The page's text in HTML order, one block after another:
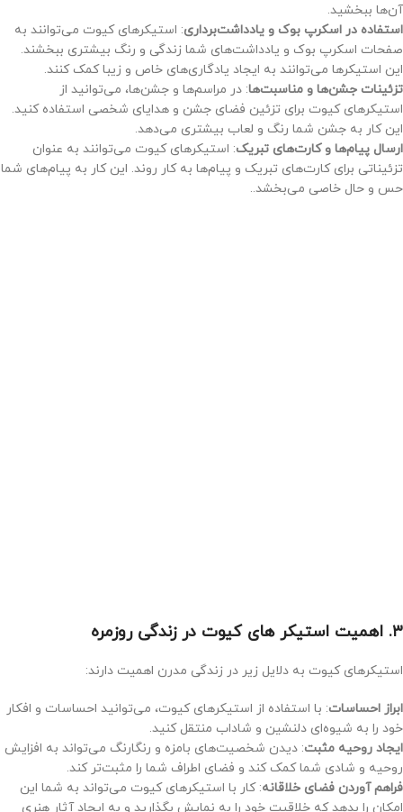
آن‌ها ببخشید.
استفاده در اسکرپ بوک و یادداشت‌برداری: استیکرهای کیوت می‌توانند به
صفحات اسکرپ بوک و یادداشت‌های شما زندگی و رنگ بیشتری ببخشند.
این استیکرها می‌توانند به ایجاد یادگاری‌های خاص و زیبا کمک کنند.
تزئینات جشن‌ها و مناسبت‌ها: در مراسم‌ها و جشن‌ها، می‌توانید از
استیکرهای کیوت برای تزئین فضای جشن و هدایای شخصی استفاده کنید.
این کار به جشن شما رنگ و لعاب بیشتری می‌دهد.
ارسال پیام‌ها و کارت‌های تبریک: استیکرهای کیوت می‌توانند به عنوان
تزئیناتی برای کارت‌های تبریک و پیام‌ها به کار روند. این کار به پیام‌های شما
حس و حال خاصی می‌بخشد..
۳. اهمیت استیکر های کیوت در زندگی روزمره
استیکرهای کیوت به دلایل زیر در زندگی مدرن اهمیت دارند:
ابراز احساسات: با استفاده از استیکرهای کیوت، می‌توانید احساسات و افکار
خود را به شیوه‌ای دلنشین و شاداب منتقل کنید.
ایجاد روحیه مثبت: دیدن شخصیت‌های بامزه و رنگارنگ می‌تواند به افزایش
روحیه و شادی شما کمک کند و فضای اطراف شما را مثبت‌تر کند.
فراهم آوردن فضای خلاقانه: کار با استیکرهای کیوت می‌تواند به شما این
امکان را بدهد که خلاقیت خود را به نمایش بگذارید و به ایجاد آثار هنری